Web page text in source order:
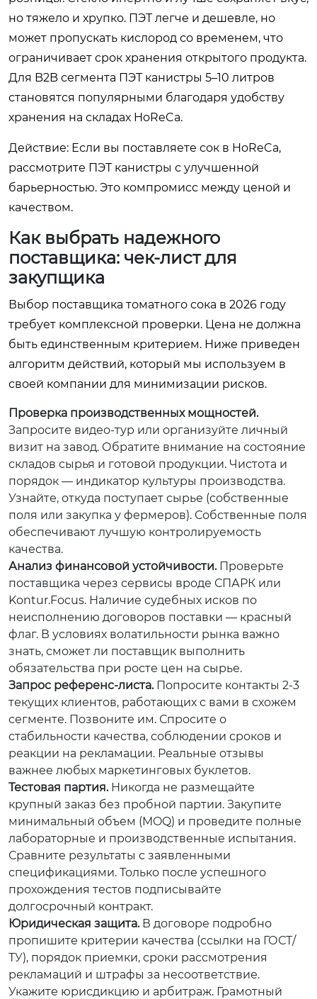
но тяжело и хрупко. ПЭТ легче и дешевле, но
может пропускать кислород со временем, что
ограничивает срок хранения открытого продукта.
Для B2B сегмента ПЭТ канистры 5–10 литров
становятся популярными благодаря удобству
хранения на складах HoReCa.
Действие: Если вы поставляете сок в HoReCa,
рассмотрите ПЭТ канистры с улучшенной
барьерностью. Это компромисс между ценой и
качеством.
Как выбрать надежного
поставщика: чек-лист для
закупщика
Выбор поставщика томатного сока в 2026 году
требует комплексной проверки. Цена не должна
быть единственным критерием. Ниже приведен
алгоритм действий, который мы используем в
своей компании для минимизации рисков.
Проверка производственных мощностей.
Запросите видео-тур или организуйте личный
визит на завод. Обратите внимание на состояние
складов сырья и готовой продукции. Чистота и
порядок — индикатор культуры производства.
Узнайте, откуда поступает сырье (собственные
поля или закупка у фермеров). Собственные поля
обеспечивают лучшую контролируемость
качества.
Анализ финансовой устойчивости.Проверьте
поставщика через сервисы вроде СПАРК или
Kontur.Focus. Наличие судебных исков по
неисполнению договоров поставки — красный
флаг. В условиях волатильности рынка важно
знать, сможет ли поставщик выполнить
обязательства при росте цен на сырье.
Запрос референс-листа.Попросите контакты 2-3
текущих клиентов, работающих с вами в схожем
сегменте. Позвоните им. Спросите о
стабильности качества, соблюдении сроков и
реакции на рекламации. Реальные отзывы
важнее любых маркетинговых буклетов.
Тестовая партия.Никогда не размещайте
крупный заказ без пробной партии. Закупите
минимальный объем (MOQ) и проведите полные
лабораторные и производственные испытания.
Сравните результаты с заявленными
спецификациями. Только после успешного
прохождения тестов подписывайте
долгосрочный контракт.
Юридическая защита.В договоре подробно
пропишите критерии качества (ссылки на ГОСТ/
ТУ), порядок приемки, сроки рассмотрения
рекламаций и штрафы за несоответствие.
Укажите юрисдикцию и арбитраж. Грамотный